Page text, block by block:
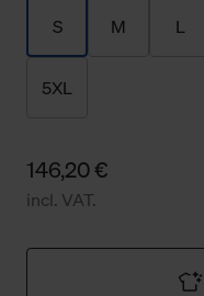
S M L
5XL
146,20 €
incl. VAT.